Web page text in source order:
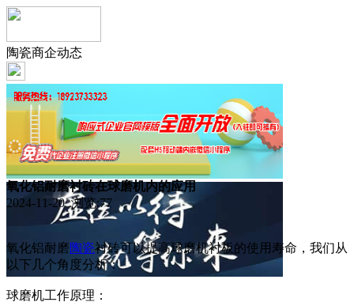
陶瓷商企动态
氧化铝耐磨衬砖在球磨机内的应用
2024-11-20 浏览:77
氧化铝耐磨陶瓷衬砖可以提高球磨机衬板的使用寿命，我们从
以下几个角度分析：
球磨机工作原理：